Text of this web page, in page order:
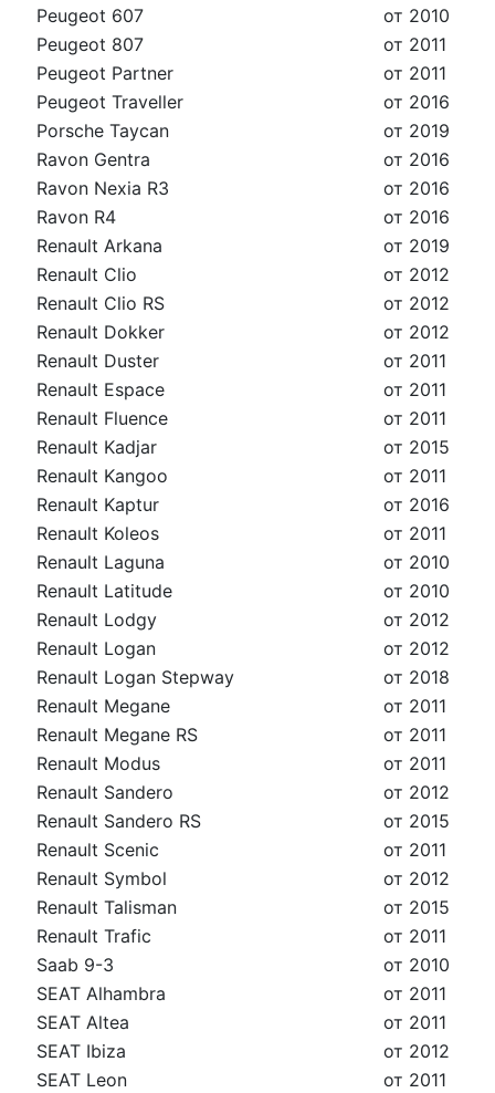
Peugeot 607
от 2010
Peugeot 807
от 2011
Peugeot Partner
от 2011
Peugeot Traveller
от 2016
Porsche Taycan
от 2019
Ravon Gentra
от 2016
Ravon Nexia R3
от 2016
Ravon R4
от 2016
Renault Arkana
от 2019
Renault Clio
от 2012
Renault Clio RS
от 2012
Renault Dokker
от 2012
Renault Duster
от 2011
Renault Espace
от 2011
Renault Fluence
от 2011
Renault Kadjar
от 2015
Renault Kangoo
от 2011
Renault Kaptur
от 2016
Renault Koleos
от 2011
Renault Laguna
от 2010
Renault Latitude
от 2010
Renault Lodgy
от 2012
Renault Logan
от 2012
Renault Logan Stepway
от 2018
Renault Megane
от 2011
Renault Megane RS
от 2011
Renault Modus
от 2011
Renault Sandero
от 2012
Renault Sandero RS
от 2015
Renault Scenic
от 2011
Renault Symbol
от 2012
Renault Talisman
от 2015
Renault Trafic
от 2011
Saab 9-3
от 2010
SEAT Alhambra
от 2011
SEAT Altea
от 2011
SEAT Ibiza
от 2012
SEAT Leon
от 2011